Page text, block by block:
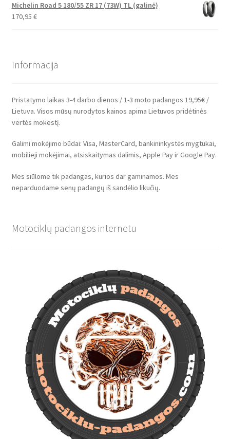
Michelin Road 5 180/55 ZR 17 (73W) TL (galinė)
170,95 €
Informacija
Pristatymo laikas 3-4 darbo dienos / 1-3 moto padangos 19,95€ /
Lietuva. Visos mūsų nurodytos kainos apima Lietuvos pridėtinės
vertės mokestį.
Galimi mokėjimo būdai: Visa, MasterCard, bankininkystės mygtukai,
mobilieji mokėjimai, atsiskaitymas dalimis, Apple Pay ir Google Pay.
Mes siūlome tik padangas, kurios dar gaminamos. Mes
neparduodame senų padangų iš sandėlio likučių.
Motociklų padangos internetu